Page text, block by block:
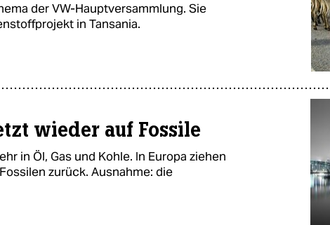
der VW-Hauptversammlung. Sie
in Tansania.
wieder auf Fossile
in Öl, Gas und Kohle. In Europa ziehen
zurück. Ausnahme: die